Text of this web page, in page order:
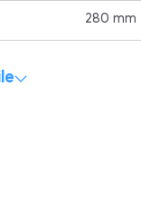
280 mm